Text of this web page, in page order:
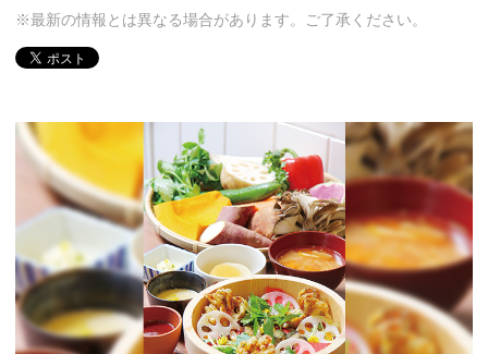
※最新の情報とは異なる場合があります。ご了承ください。